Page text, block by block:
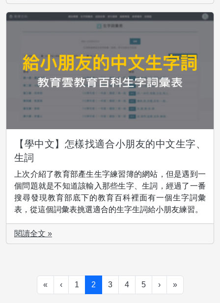
【學中文】怎樣找適合小朋友的中文生字、
生詞
上次介紹了教育部產生生字練習簿的網站，但是遇到一
個問題就是不知道該輸入那些生字、生詞，經過了一番
搜尋發現教育部底下的教育百科裡面有一個生字詞彙
表，從這個詞彙表挑選適合的生字生詞給小朋友練習。
閱讀全文 »
« ‹ 1 2 3 4 5 › »